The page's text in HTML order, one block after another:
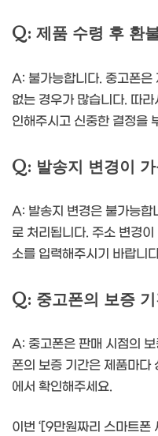
Q: 제품 수령 후 환
A: 불가능합니다. 중고폰은
없는 경우가 많습니다. 따
인해주시고 신중한 결정을
Q: 발송지 변경이 가
A: 발송지 변경은 불가능합
로 처리됩니다. 주소 변경
소를 입력해주시기 바랍니
Q: 중고폰의 보증
A: 중고폰은 판매 시점의
폰의 보증 기간은 제품마다
에서 확인해주세요.
이번 ‘[9만원짜리 스마트